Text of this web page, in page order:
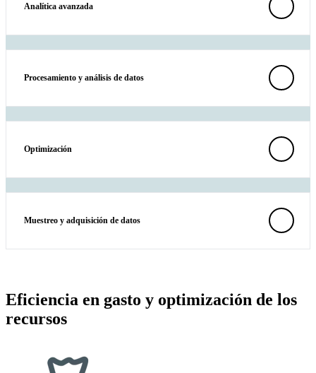
Analítica avanzada
Procesamiento y análisis de datos
Optimización
Muestreo y adquisición de datos
Eficiencia en gasto y optimización de los
recursos